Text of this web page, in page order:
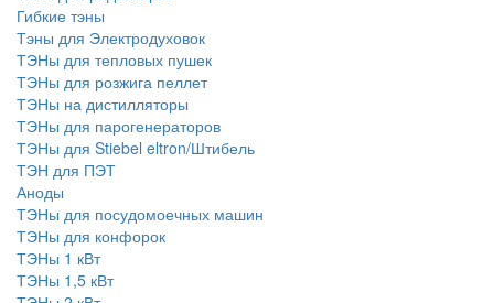
Гибкие тэны
Тэны для Электродуховок
ТЭНы для тепловых пушек
ТЭНы для розжига пеллет
ТЭНы на дистилляторы
ТЭНы для парогенераторов
ТЭНы для Stiebel eltron/Штибель
ТЭН для ПЭТ
Аноды
ТЭНы для посудомоечных машин
ТЭНы для конфорок
ТЭНы 1 кВт
ТЭНы 1,5 кВт